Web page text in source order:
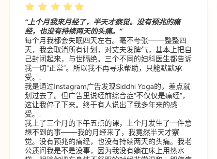
“上个月我来月经了，半天才察觉。没有预兆的痛
经，也没有持续两天的头痛。”
每个月我都会失眠四天左右。毫不夸张——整整四
天，我会取消所有计划，对丈夫发脾气，基本上把自
己封闭起来，与世隔绝。三个不同的妇科医生都告诉
我一切“正常”。所以我不再寻求帮助，只能默默承
受。.
我是通过Instagram广告发现Siddhi Yoga的，差点就
划过去了。但广告里说经前综合症“不仅仅是痛经”，
这让我停了下来。终于有人说出了我多年来的感
受。.
我上了三个月的下午五点的课，上个月发生了一件意
想不到的事——我的月经来了，我竟然半天才察
觉。没有预兆的痛经，也没有持续两天的头痛。我老
公还问我是不是没事，因为我没有躺在床上用热水